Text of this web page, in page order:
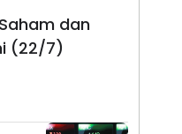
dan
(22/7)